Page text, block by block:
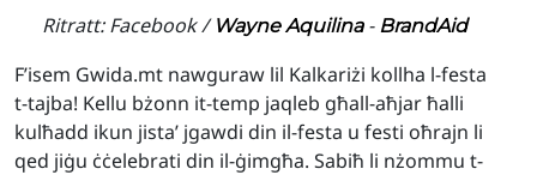
Ritratt: Facebook / Wayne Aquilina- BrandAid
F’isem Gwida.mt nawguraw lil Kalkariżi kollha l-festa
t-tajba! Kellu bżonn it-temp jaqleb għall-aħjar ħalli
kulħadd ikun jista’ jgawdi din il-festa u festi oħrajn li
qed jiġu ċċelebrati din il-ġimgħa. Sabiħ li nżommu t-